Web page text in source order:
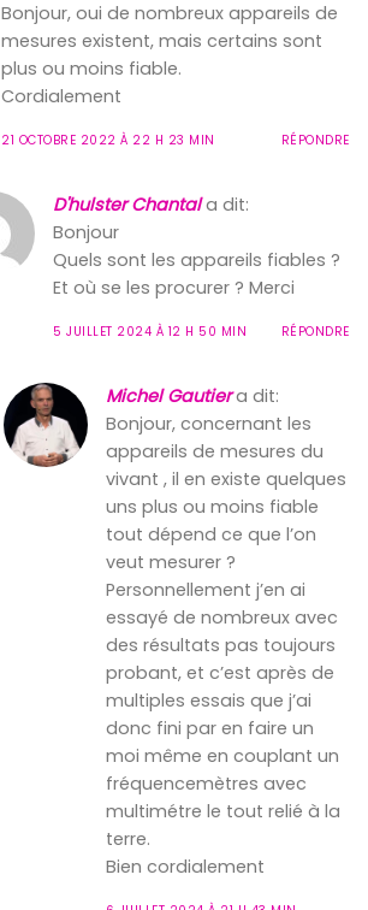
Bonjour, oui de nombreux appareils de
mesures existent, mais certains sont
plus ou moins fiable.
Cordialement
21 OCTOBRE 2022 À 22 H 23 MIN RÉPONDRE
D'hulster Chantal a dit:
Bonjour
Quels sont les appareils fiables ?
Et où se les procurer ? Merci
5 JUILLET 2024 À 12 H 50 MIN RÉPONDRE
Michel Gautier a dit:
Bonjour, concernant les
appareils de mesures du
vivant , il en existe quelques
uns plus ou moins fiable
tout dépend ce que l’on
veut mesurer ?
Personnellement j’en ai
essayé de nombreux avec
des résultats pas toujours
probant, et c’est après de
multiples essais que j’ai
donc fini par en faire un
moi même en couplant un
fréquencemètres avec
multimétre le tout relié à la
terre.
Bien cordialement